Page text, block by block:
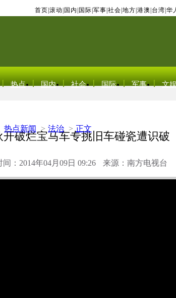
首页 滚动 国内 国际 军事 社会 地方 港澳 台湾 华
热点 国内 社会 国际 军事 文
热点新闻 > 法治 > 正文
开破烂宝马车专挑旧车碰瓷遭识破
间：2014年04月09日 09:26 来源：南方电视台